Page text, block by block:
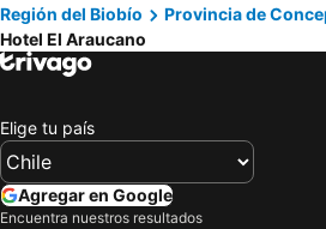
Región del Biobío
Provincia de
Hotel El Araucano
Elige tu país
Agregar en Google
Encuentra nuestros resultados